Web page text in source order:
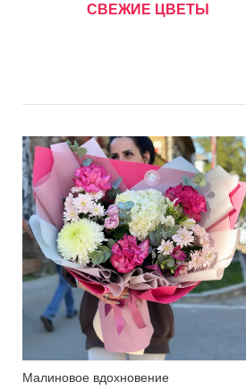
СВЕЖИЕ ЦВЕТЫ
Малиновое вдохновение